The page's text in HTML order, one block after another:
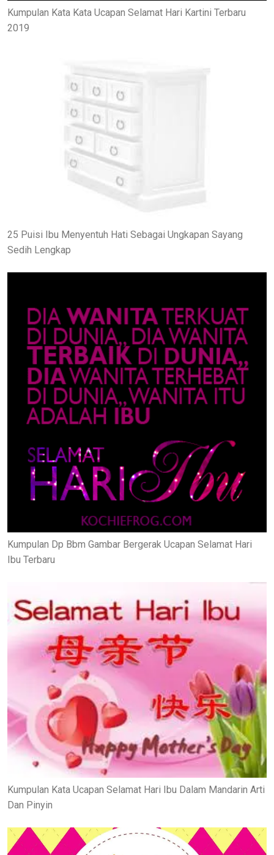
Kumpulan Kata Kata Ucapan Selamat Hari Kartini Terbaru
2019
25 Puisi Ibu Menyentuh Hati Sebagai Ungkapan Sayang
Sedih Lengkap
Kumpulan Dp Bbm Gambar Bergerak Ucapan Selamat Hari
Ibu Terbaru
Kumpulan Kata Ucapan Selamat Hari Ibu Dalam Mandarin Arti
Dan Pinyin